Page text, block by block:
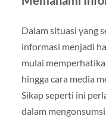
Dalam situasi yang
informasi menjadi
mulai
hingga cara media
Sikap seperti ini
dalam